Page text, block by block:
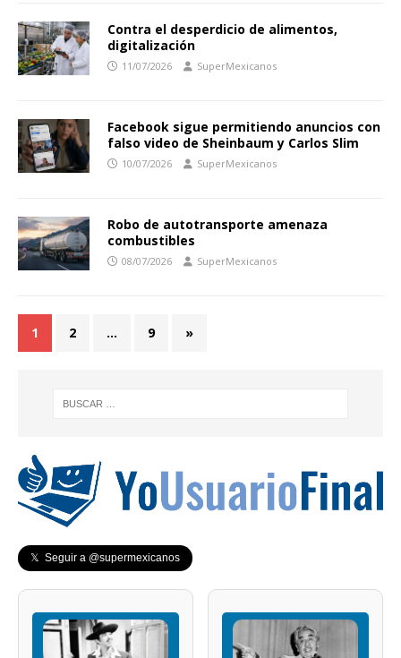
Contra el desperdicio de alimentos,
digitalización
11/07/2026 SuperMexicanos
Facebook sigue permitiendo anuncios con
falso video de Sheinbaum y Carlos Slim
10/07/2026 SuperMexicanos
Robo de autotransporte amenaza
combustibles
08/07/2026 SuperMexicanos
1 2 … 9 »
𝕏 Seguir a @supermexicanos